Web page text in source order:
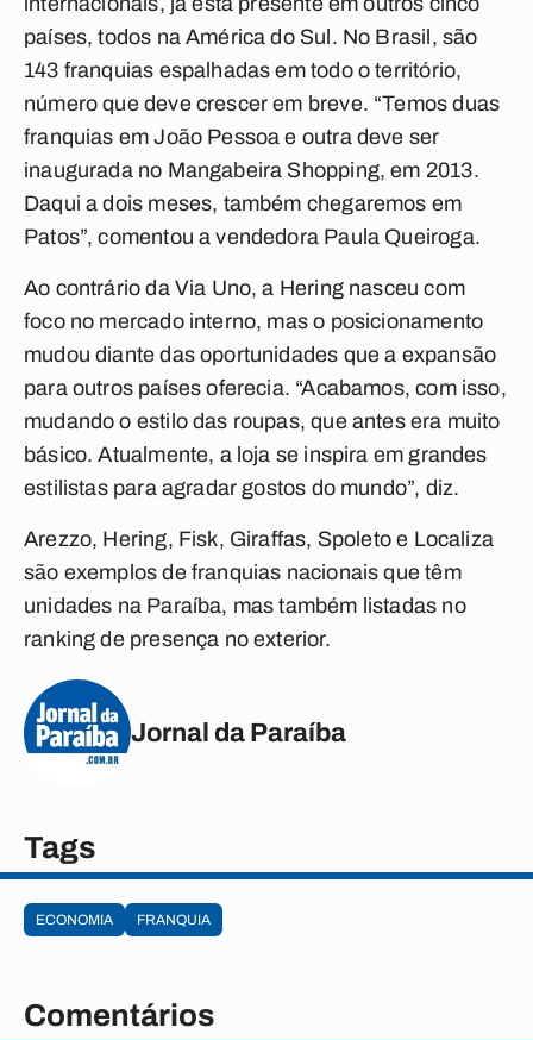
países, todos na América do Sul. No Brasil, são
143 franquias espalhadas em todo o território,
número que deve crescer em breve. “Temos duas
franquias em João Pessoa e outra deve ser
inaugurada no Mangabeira Shopping, em 2013.
Daqui a dois meses, também chegaremos em
Patos”, comentou a vendedora Paula Queiroga.
Ao contrário da Via Uno, a Hering nasceu com
foco no mercado interno, mas o posicionamento
mudou diante das oportunidades que a expansão
para outros países oferecia. “Acabamos, com isso,
mudando o estilo das roupas, que antes era muito
básico. Atualmente, a loja se inspira em grandes
estilistas para agradar gostos do mundo”, diz.
Arezzo, Hering, Fisk, Giraffas, Spoleto e Localiza
são exemplos de franquias nacionais que têm
unidades na Paraíba, mas também listadas no
ranking de presença no exterior.
Jornal da Paraíba
Tags
ECONOMIA FRANQUIA
Comentários